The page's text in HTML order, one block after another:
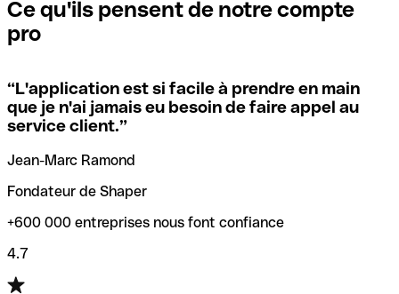
signifie que vous avez le code de l'une des succursales
locales.
Si vous n'êtes pas sûr du code SWIFT que vous devriez
utiliser, nous avons développé un outil de recherche de
codes SWIFT par nom de banque.
vérification/recherche de codes SWIFT. Ainsi, vous pouvez
trouver et vérifier vos codes SWIFT avant de réaliser vos
transferts d’argent.
Ce qu'ils pensent de notre compte
pro
“L'application est si facile à prendre en main
que je n'ai jamais eu besoin de faire appel au
service client.”
Jean-Marc Ramond
Fondateur de Shaper
+600 000 entreprises nous font confiance
4.7